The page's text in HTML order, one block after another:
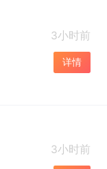
3小时前
详情
3小时前